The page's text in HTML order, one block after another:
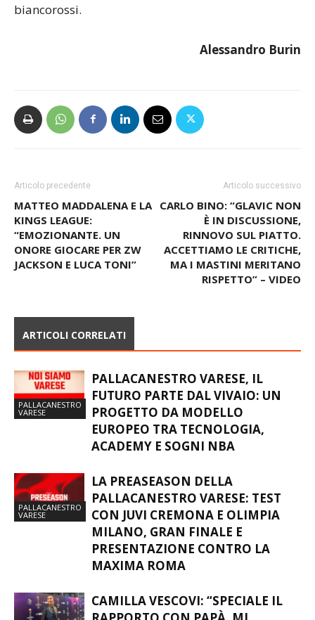
biancorossi.
Alessandro Burin
Articolo precedente
MATTEO MADDALENA E LA
KINGS LEAGUE:
“EMOZIONANTE. UN
ONORE GIOCARE PER ZW
JACKSON E LUCA TONI”
Articolo successivo
CARLO BINO: “GLAVIC NON
È IN DISCUSSIONE,
RINNOVO SUL PIATTO.
ACCETTIAMO LE CRITICHE,
MA I MASTINI MERITANO
RISPETTO” – VIDEO
ARTICOLI CORRELATI
PALLACANESTRO
VARESE
PALLACANESTRO VARESE, IL
FUTURO PARTE DAL VIVAIO: UN
PROGETTO DA MODELLO
EUROPEO TRA TECNOLOGIA,
ACADEMY E SOGNI NBA
PALLACANESTRO
VARESE
LA PREASEASON DELLA
PALLACANESTRO VARESE: TEST
CON JUVI CREMONA E OLIMPIA
MILANO, GRAN FINALE E
PRESENTAZIONE CONTRO LA
MAXIMA ROMA
CAMILLA VESCOVI: “SPECIALE IL